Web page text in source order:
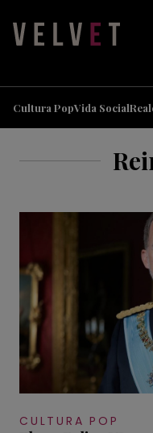
Cultura PopVida Social
CULTURA POP